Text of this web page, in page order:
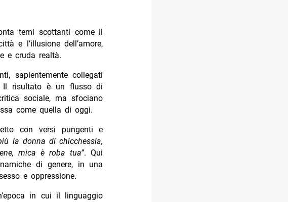
temi scottanti come il
e l’illusione dell’amore,
e cruda realtà.
sapientemente collegati
Il risultato è un flusso di
sociale, ma sfociano
come quella di oggi.
con versi pungenti e
la donna di chicchessia,
mica è roba tua”. Qui
di genere, in una
e oppressione.
in cui il linguaggio